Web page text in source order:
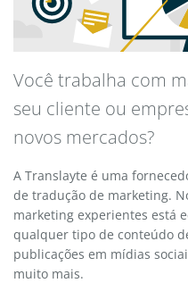
Você trabalha com
seu cliente ou
novos mercados?
A Translayte é uma
de tradução de marketing.
marketing experientes está
qualquer tipo de conteúdo
publicações em mídias
muito mais.